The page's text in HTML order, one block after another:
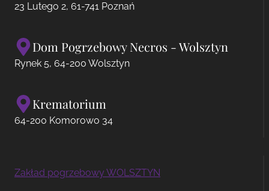
23 Lutego 2, 61-741 Poznań
Dom Pogrzebowy Necros - Wolsztyn
Rynek 5, 64-200 Wolsztyn
Krematorium
64-200 Komorowo 34
Zakład pogrzebowy WOLSZTYN